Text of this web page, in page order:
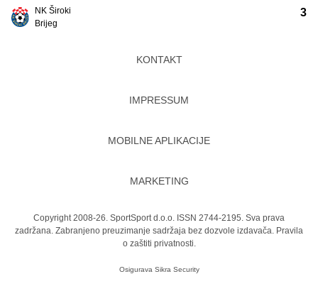
NK Široki
Brijeg
3
KONTAKT
IMPRESSUM
MOBILNE APLIKACIJE
MARKETING
Copyright 2008-26. SportSport d.o.o. ISSN 2744-2195. Sva prava
zadržana. Zabranjeno preuzimanje sadržaja bez dozvole izdavača. Pravila
o zaštiti privatnosti.
Osigurava Sikra Security